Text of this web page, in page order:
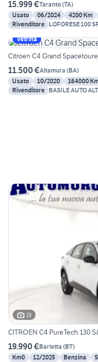
15.999 €Taranto(TA)
Usato
06/2024 4200 Km
Rivenditore LOFORESE 100
Vetrina
Citroen C4 Grand
11.500 €Altamura (BA)
Usato
10/2020 164000
Rivenditore BASILE AUTO
19
CITROEN C4 PureTech 130
19.990 €Barletta (BT)
Km0
12/2025 Benzina